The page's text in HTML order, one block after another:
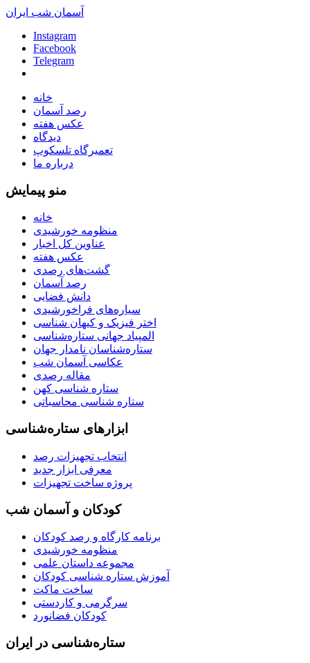
آسمان شب ایران
Instagram
Facebook
Telegram
خانه
رصد آسمان
عکس هفته
دیدگاه
تعمیرگاه تلسکوپ
درباره ما
منو پیمایش
خانه
منظومه خورشیدی
عناوین کل اخبار
عکس هفته
گشت‌های رصدی
رصد آسمان
دانش فضایی
سیاره‌های فراخورشیدی
اختر فیزیک و کیهان شناسی
المپیاد جهانی ستاره‌شناسی
ستاره‌شناسان نامدار جهان
عکاسی آسمان شب
مقاله رصدی
ستاره شناسی کهن
ستاره شناسی محاسباتی
ابزارهای ستاره‌شناسی
انتخاب تجهیزات رصد
معرفی ابزار جدید
پروژه ساخت تجهیزات
کودکان و آسمان شب
برنامه‌ کارگاه و رصد کودکان
منظومه خورشیدی
مجموعه داستان علمی
آموزش ستاره شناسی کودکان
ساخت ماکت
سرگرمی و کاردستی
کودکان فضانورد
ستاره‌شناسی در ایران